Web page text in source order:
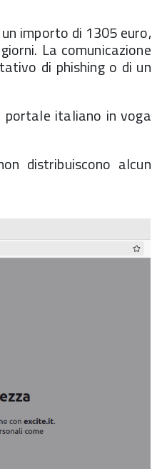
importo di 1305 euro,
La comunicazione
di phishing o di un
portale italiano in voga
distribuiscono alcun